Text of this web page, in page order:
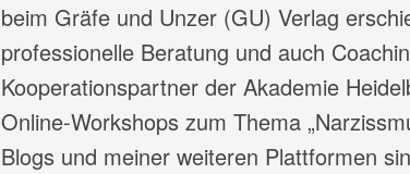
beim Gräfe und Unzer (GU) Verlag
professionelle Beratung und auch
Kooperationspartner der Akademie
Online-Workshops zum Thema
Blogs und meiner weiteren Plattformen